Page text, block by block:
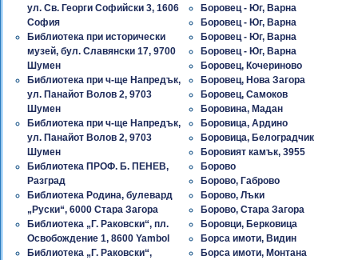
ул. Св. Георги Софийски 3, 1606
София
Библиотека при исторически
музей, бул. Славянски 17, 9700
Шумен
Библиотека при ч-ще Напредък,
ул. Панайот Волов 2, 9703
Шумен
Библиотека при ч-ще Напредък,
ул. Панайот Волов 2, 9703
Шумен
Библиотека ПРОФ. Б. ПЕНЕВ,
Разград
Библиотека Родина, булевард
„Руски“, 6000 Стара Загора
Библиотека „Г. Раковски“, пл.
Освобождение 1, 8600 Yambol
Библиотека „Г. Раковски“,
Боровец - Юг, Варна
Боровец - Юг, Варна
Боровец - Юг, Варна
Боровец - Юг, Варна
Боровец, Кочериново
Боровец, Нова Загора
Боровец, Самоков
Боровина, Мадан
Боровица, Ардино
Боровица, Белоградчик
Боровият камък, 3955
Борово
Борово, Габрово
Борово, Лъки
Борово, Стара Загора
Боровци, Берковица
Борса имоти, Видин
Борса имоти, Монтана